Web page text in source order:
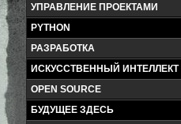
УПРАВЛЕНИЕ ПРОЕКТАМИ
PYTHON
РАЗРАБОТКА
ИСКУССТВЕННЫЙ ИНТЕЛЛЕКТ
OPEN SOURCE
БУДУЩЕЕ ЗДЕСЬ